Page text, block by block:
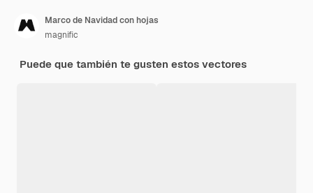
Marco de Navidad con hojas
magnific
Puede que también te gusten estos vectores